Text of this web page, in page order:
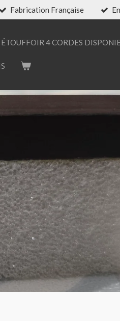
Fabrication Française
ÉTOUFFOIR 4 CORDES